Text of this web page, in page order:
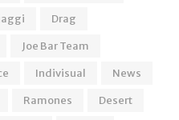
Drag
Joe Bar Team
Indivisual
News
Ramones
Desert